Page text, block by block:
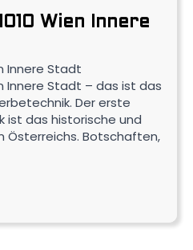
Wien Innere
Innere Stadt
Innere Stadt – das ist das
Der erste
ist das historische und
Österreichs. Botschaften,